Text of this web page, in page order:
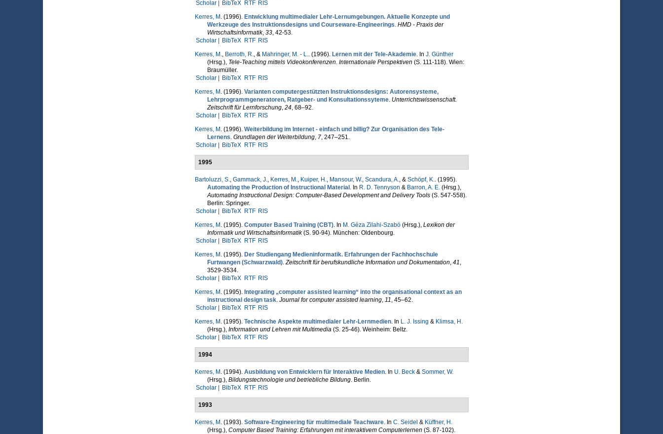
Scholar |
BibTeX RTF RIS
Kerres, M . (1996). Entwicklung multimedialer Lehr-Lernumgebungen. Aktuelle Konzepte und
Werkzeuge des Instruktionsdesigns und Courseware-Engineerings. HMD - Praxis der
Wirtschaftsinformatik, 33, 42-53.
Scholar |
BibTeX RTF RIS
Kerres, M., Berroth, R., & Mahringer, M. - L.. (1996). Lernen mit der Tele-Akademie. In J. Günther
(Hrsg.), Tele-Teaching mittels Videokonferenzen. Internationale Perspektiven (S. 111-118). Wien:
Braumüller.
Scholar |
BibTeX RTF RIS
Kerres, M . (1996). Varianten computergestützten Instruktionsdesigns: Autoren­systeme,
Lehrprogrammgeneratoren, Ratgeber- und Konsultations­syteme. Unterrichtswissenschaft.
Zeitschrift für Lern­for­schung, 24, 68–92.
Scholar |
BibTeX RTF RIS
Kerres, M . (1996). Weiterbildung im Internet - einfach und billig? Zur Organisation des Tele-
Lernens. Grundlagen der Weiterbildung, 7, 247–251.
Scholar |
BibTeX RTF RIS
1995
Bartoluzzi, S., Gammack, J., Kerres, M., Kuiper, H., Mansour, W., Scandura, A., & Schöpf, K.. (1995).
Automating the Production of Instructional Material . In R. D. Tennyson & Barron, A. E.(Hrsg.),
Automating Instructional Design: Computer-Based Development and Delivery Tools(S. 547-558).
Berlin: Springer.
Scholar |
BibTeX RTF RIS
Kerres, M . (1995). Computer Based Training (CBT). In M. Géza Zilahi-Szabó(Hrsg.), Lexikon der
Informatik und Wirtschaftsinformatik(S. 90-94). München: Oldenbourg.
Scholar |
BibTeX RTF RIS
Kerres, M . (1995). Der Studiengang Medieninformatik. Erfahrungen der Fach­hochschule
Furtwangen (Schwarzwald).Zeitschrift für berufs­kundliche Information und Dokumentation, 41,
3529-3534.
Scholar |
BibTeX RTF RIS
Kerres, M . (1995). Integrating „computer assisted learning“ into the organisational context as an
instructional design task. Journal for computer assisted learning, 11, 45–62.
Scholar |
BibTeX RTF RIS
Kerres, M . (1995). Technische Aspekte multimedialer Lehr-Lernmedien. In L. J. Issing & Klimsa, H.
(Hrsg.), Information und Lehren mit Multimedia(S. 25-46). Weinheim: Beltz.
Scholar |
BibTeX RTF RIS
1994
Kerres, M . (1994). Ausbildung von Entwicklern für Interaktive Medien. In U. Beck& Sommer, W.
(Hrsg.), Bildungstechnologie und betriebliche Bildung. Berlin.
Scholar |
BibTeX RTF RIS
1993
Kerres, M . (1993). Software-Engineering für multimediale Teachware. In C. Seidel & Küffner, H.
(Hrsg.), Computer Based Training: Erfahrungen mit inter­aktivem Computerlernen (S. 87-102).